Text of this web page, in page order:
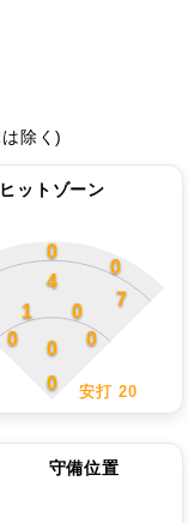
除く)
ヒットゾーン
0
0
4
7
1
0
0
0
0
0
安打 20
守備位置